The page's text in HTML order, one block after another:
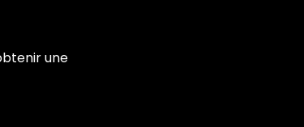
une